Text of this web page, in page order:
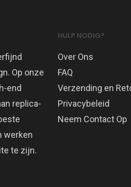
Op onze
end
replica-
werken
te zijn.
HULP NODIG?
Over Ons
FAQ
Verzending en
Privacybeleid
Neem Contact Op